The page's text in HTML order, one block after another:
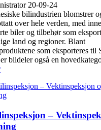
20-09-24
bilindustrien blomstrer
over hele verden, med
biler og tilbehør som
land og regioner. Blant
som eksporteres til
bildeler også en
–